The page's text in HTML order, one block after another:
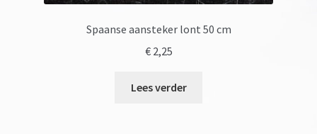
Spaanse aansteker lont 50 cm
€2,25
Lees verder